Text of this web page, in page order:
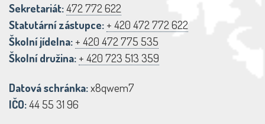
Sekretariát:472 772 622
Statutární zástupce: + 420 472 772 622
Školní jídelna: + 420 472 775 535
Školní družina: + 420 723 513 359
Datová schránka:x8qwem7
IČO:44 55 31 96